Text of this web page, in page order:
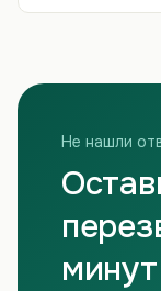
Не нашли
минут